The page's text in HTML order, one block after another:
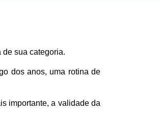
sua categoria.
dos anos, uma rotina de
importante, a validade da